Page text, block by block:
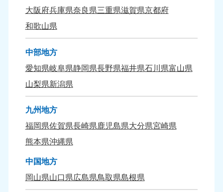
大阪府兵庫県奈良県三重県滋賀県京都府
和歌山県
中部地方
愛知県岐阜県静岡県長野県福井県石川県富山県
山梨県新潟県
九州地方
福岡県佐賀県長崎県鹿児島県大分県宮崎県
熊本県沖縄県
中国地方
岡山県山口県広島県鳥取県島根県